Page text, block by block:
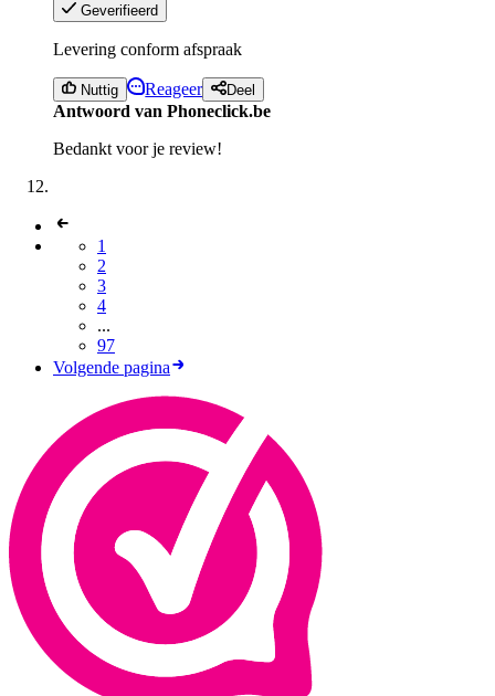
Geverifieerd
Levering conform afspraak
Nuttig Reageer Deel
Antwoord van Phoneclick.be
Bedankt voor je review!
1
2
3
4
...
97
Volgende pagina